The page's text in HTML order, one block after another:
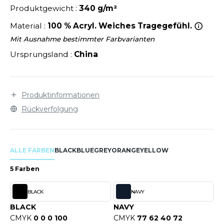
LABEL / TEAR AWAY
HIVIZ
ROW
OF THE LOOM
OF THE LOOM VINTAGE
- BLANKS
Produktgewicht : 340 g/m²
Material : 100 % Acryl. Weiches Tragegefühl.
Mit Ausnahme bestimmter Farbvarianten
Ursprungsland : China
Produktinformationen
Rückverfolgung
ALLE FARBENBLACKBLUEGREYORANGEYELLOW
5 Farben
BLACK
BLACK
CMYK 0 0 0 100
NAVY
NAVY
CMYK 77 62 40 72